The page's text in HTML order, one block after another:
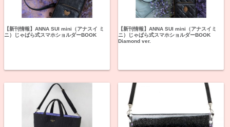
【新刊情報】ANNA SUI mini（アナスイ ミ
ニ）じゃばら式スマホショルダーBOOK
【新刊情報】ANNA SUI mini（アナスイミ
ニ）じゃばら式スマホショルダーBOOK
Diamond ver.